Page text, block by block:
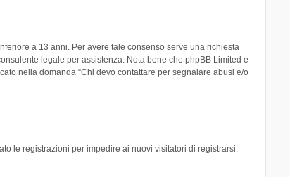
a 13 anni. Per avere tale consenso serve una richiesta
legale per assistenza. Nota bene che phpBB Limited e
nella domanda “Chi devo contattare per segnalare abusi e/o
le registrazioni per impedire ai nuovi visitatori di registrarsi.